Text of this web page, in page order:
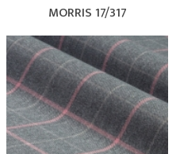
MORRIS 17/317